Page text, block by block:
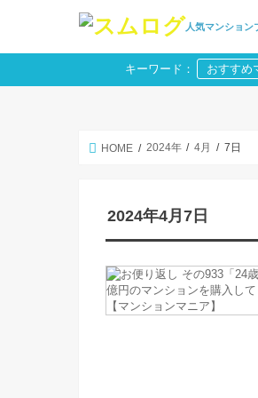
人気マンション
キーワード： おすすめ
HOME 2024年 4月 7日
2024年4月7日